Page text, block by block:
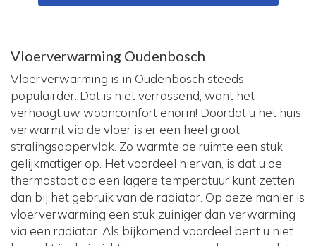
Vloerverwarming Oudenbosch
Vloerverwarming is in Oudenbosch steeds
populairder. Dat is niet verrassend, want het
verhoogt uw wooncomfort enorm! Doordat u het huis
verwarmt via de vloer is er een heel groot
stralingsoppervlak. Zo warmte de ruimte een stuk
gelijkmatiger op. Het voordeel hiervan, is dat u de
thermostaat op een lagere temperatuur kunt zetten
dan bij het gebruik van de radiator. Op deze manier is
vloerverwarming een stuk zuiniger dan verwarming
via een radiator. Als bijkomend voordeel bent u niet